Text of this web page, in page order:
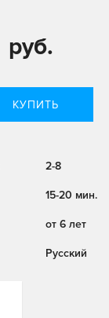
руб.
КУПИТЬ
2-8
15-20 мин.
от 6 лет
Русский